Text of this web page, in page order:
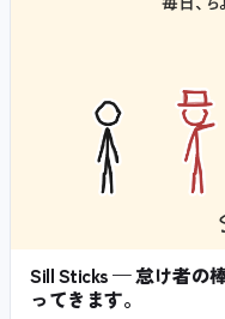
Sill Sticks — 怠け者の
ってきます。